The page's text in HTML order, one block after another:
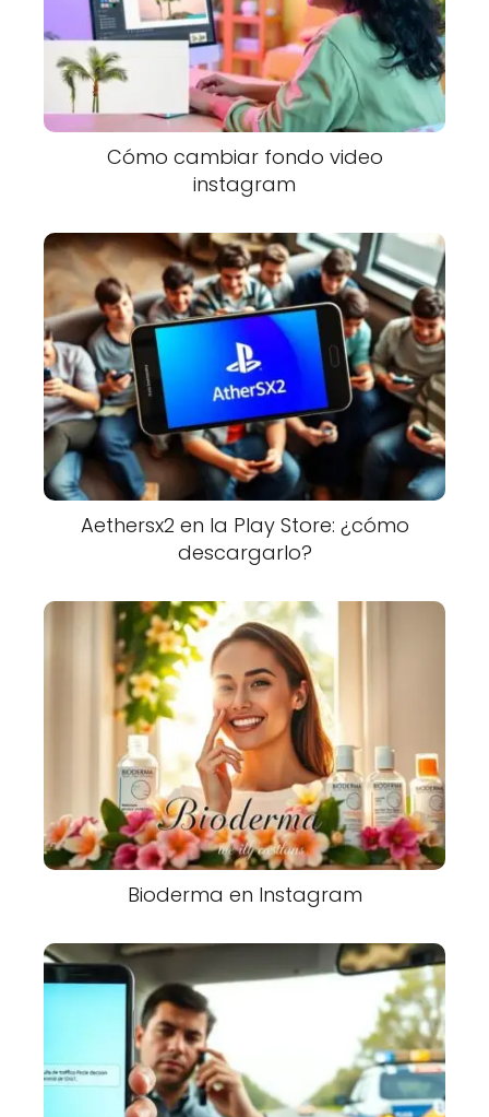
Cómo cambiar fondo video
instagram
Aethersx2 en la Play Store: ¿cómo
descargarlo?
Bioderma en Instagram